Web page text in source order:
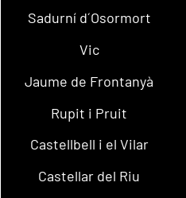
Sadurní d´Osormort
Vic
Jaume de Frontanyà
Rupit i Pruit
Castellbell i el Vilar
Castellar del Riu